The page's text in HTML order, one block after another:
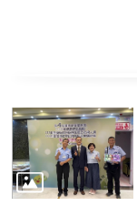
意
見
信
箱